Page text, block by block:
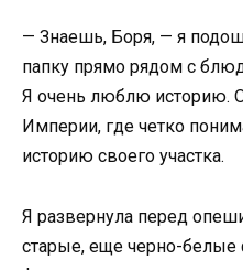
— Знаешь, Боря, — я
папку прямо рядом с
Я очень люблю историю.
Империи, где четко
историю своего участка.
Я развернула перед
старые, еще черно-